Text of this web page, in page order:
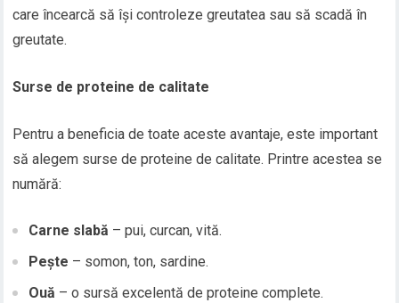
care încearcă să își controleze greutatea sau să scadă în
greutate.
Surse de proteine de calitate
Pentru a beneficia de toate aceste avantaje, este important
să alegem surse de proteine de calitate. Printre acestea se
numără:
Carne slabă – pui, curcan, vită.
Pește – somon, ton, sardine.
Ouă – o sursă excelentă de proteine complete.